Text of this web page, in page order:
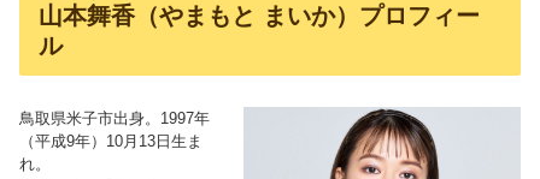
山本舞香（やまもと まいか）プロフィー
ル
鳥取県米子市出身。1997年
（平成9年）10月13日生ま
れ。